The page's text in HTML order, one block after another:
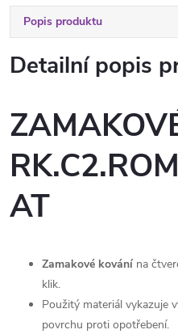
Popis produktu
Detailní popis
AT
Zamakové kování na
klik.
Použitý materiál vykazuje
povrchu proti opotřebení.